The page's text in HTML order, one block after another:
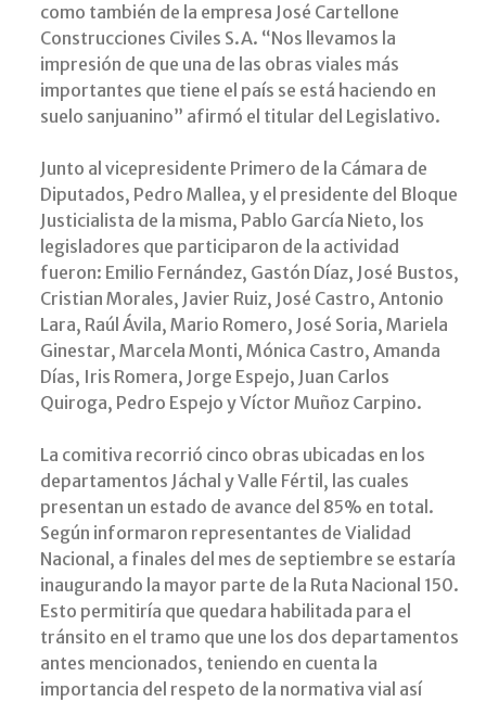
como también de la empresa José Cartellone
Construcciones Civiles S.A. “Nos llevamos la
impresión de que una de las obras viales más
importantes que tiene el país se está haciendo en
suelo sanjuanino” afirmó el titular del Legislativo.
Junto al vicepresidente Primero de la Cámara de
Diputados, Pedro Mallea, y el presidente del Bloque
Justicialista de la misma, Pablo García Nieto, los
legisladores que participaron de la actividad
fueron: Emilio Fernández, Gastón Díaz, José Bustos,
Cristian Morales, Javier Ruiz, José Castro, Antonio
Lara, Raúl Ávila, Mario Romero, José Soria, Mariela
Ginestar, Marcela Monti, Mónica Castro, Amanda
Días, Iris Romera, Jorge Espejo, Juan Carlos
Quiroga, Pedro Espejo y Víctor Muñoz Carpino.
La comitiva recorrió cinco obras ubicadas en los
departamentos Jáchal y Valle Fértil, las cuales
presentan un estado de avance del 85% en total.
Según informaron representantes de Vialidad
Nacional, a finales del mes de septiembre se estaría
inaugurando la mayor parte de la Ruta Nacional 150.
Esto permitiría que quedara habilitada para el
tránsito en el tramo que une los dos departamentos
antes mencionados, teniendo en cuenta la
importancia del respeto de la normativa vial así